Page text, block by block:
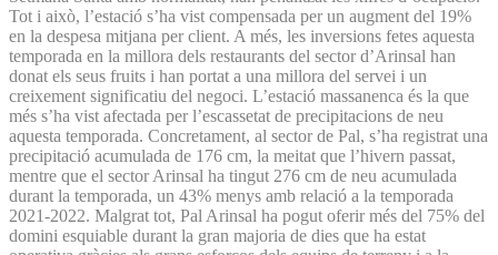
Tot i això, l’estació s’ha vist compensada per un augment del 19%
en la despesa mitjana per client. A més, les inversions fetes aquesta
temporada en la millora dels restaurants del sector d’Arinsal han
donat els seus fruits i han portat a una millora del servei i un
creixement significatiu del negoci. L’estació massanenca és la que
més s’ha vist afectada per l’escassetat de precipitacions de neu
aquesta temporada. Concretament, al sector de Pal, s’ha registrat una
precipitació acumulada de 176 cm, la meitat que l’hivern passat,
mentre que el sector Arinsal ha tingut 276 cm de neu acumulada
durant la temporada, un 43% menys amb relació a la temporada
2021-2022. Malgrat tot, Pal Arinsal ha pogut oferir més del 75% del
domini esquiable durant la gran majoria de dies que ha estat